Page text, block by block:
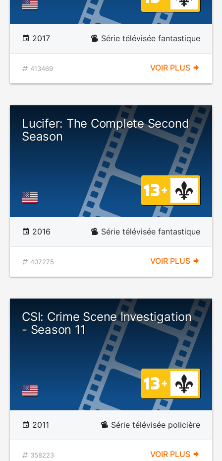
2017 Série télévisée fantastique
413469 VOIR PLUS
Lucifer: The Complete Second
Season
2016 Série télévisée fantastique
407275 VOIR PLUS
CSI: Crime Scene Investigation
- Season 11
2011 Série télévisée policière
358223 VOIR PLUS